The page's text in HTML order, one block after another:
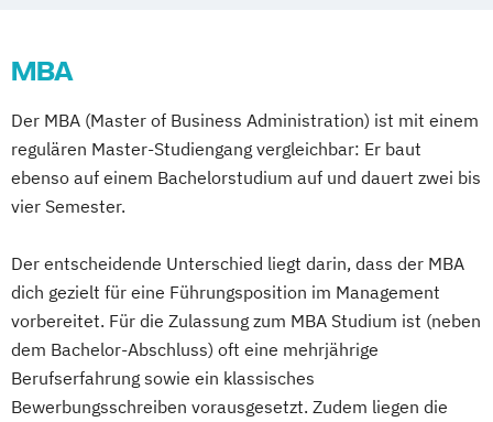
Health Care Management
International Tax Law
MBA Entrepreneurship & Innovation
MBA Finance
MBA Health Care Management
MBA Marketing & Sales
MBA Project Management
MBA Public Auditing
MBA
Der MBA (Master of Business Administration) ist mit einem
regulären Master-Studiengang vergleichbar: Er baut
ebenso auf einem Bachelorstudium auf und dauert zwei bis
vier Semester.
Der entscheidende Unterschied liegt darin, dass der MBA
dich gezielt für eine Führungsposition im Management
vorbereitet. Für die Zulassung zum MBA Studium ist (neben
dem Bachelor-Abschluss) oft eine mehrjährige
Berufserfahrung sowie ein klassisches
Bewerbungsschreiben vorausgesetzt. Zudem liegen die